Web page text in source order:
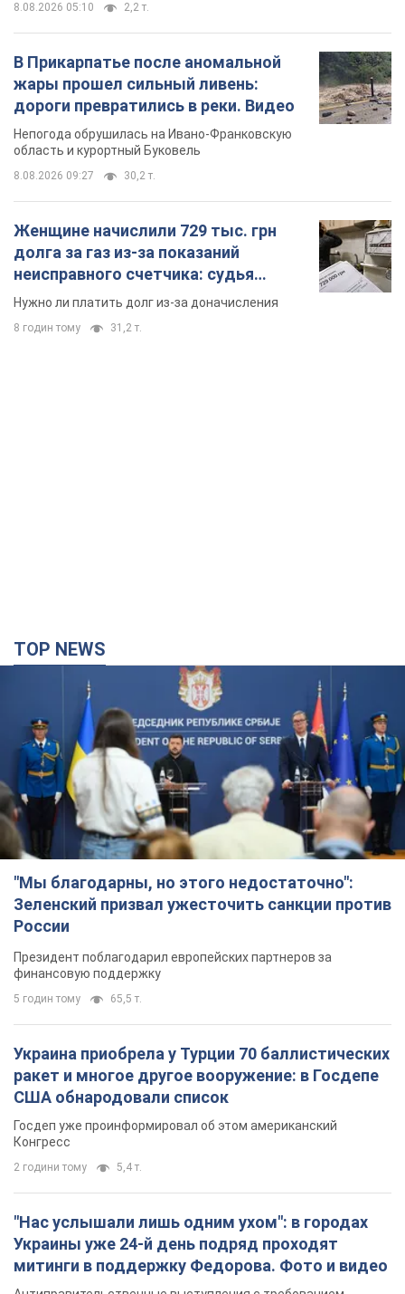
8.08.2026 05:10 2,2 т.
В Прикарпатье после аномальной
жары прошел сильный ливень:
дороги превратились в реки. Видео
Непогода обрушилась на Ивано-Франковскую
область и курортный Буковель
8.08.2026 09:27 30,2 т.
Женщине начислили 729 тыс. грн
долга за газ из-за показаний
неисправного счетчика: судья
вынес неожиданное решение
Нужно ли платить долг из-за доначисления
8 годин тому 31,2 т.
TOP NEWS
"Мы благодарны, но этого недостаточно":
Зеленский призвал ужесточить санкции против
России
Президент поблагодарил европейских партнеров за
финансовую поддержку
5 годин тому 65,5 т.
Украина приобрела у Турции 70 баллистических
ракет и многое другое вооружение: в Госдепе
США обнародовали список
Госдеп уже проинформировал об этом американский
Конгресс
2 години тому 5,4 т.
"Нас услышали лишь одним ухом": в городах
Украины уже 24-й день подряд проходят
митинги в поддержку Федорова. Фото и видео